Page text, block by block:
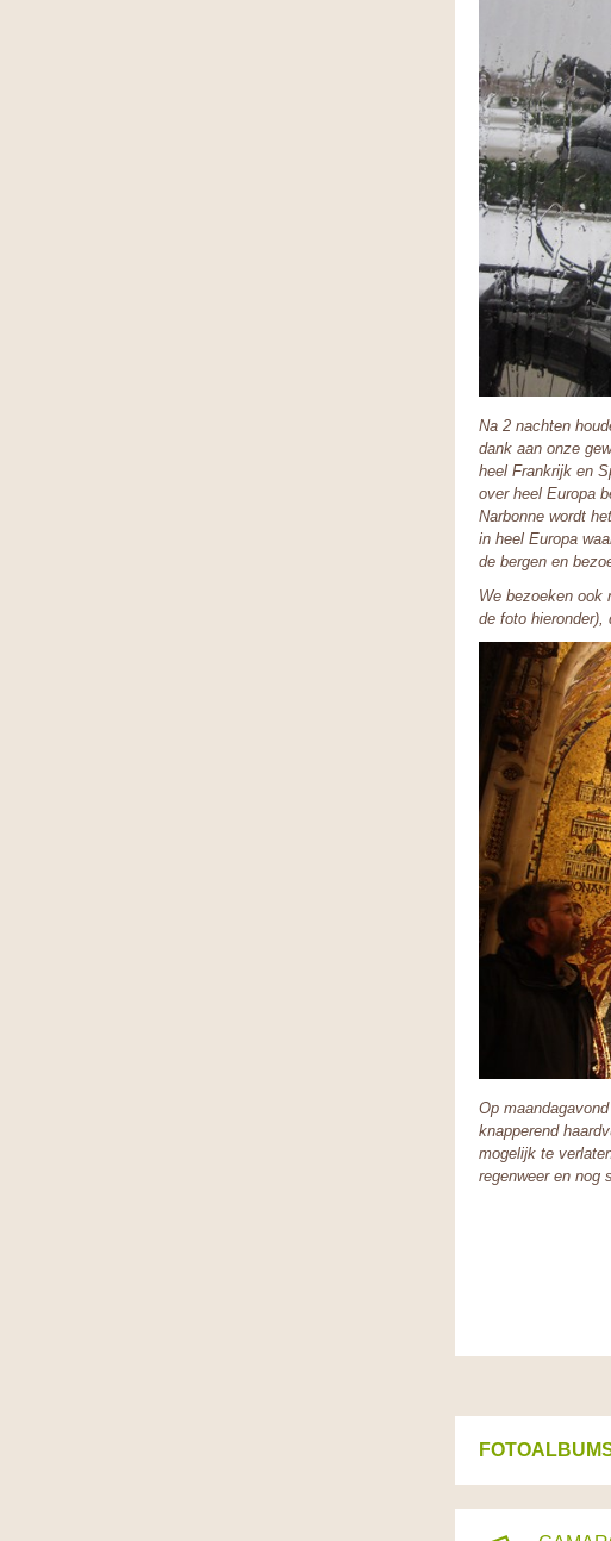
Na 2 nachten
dank aan onze
heel Frankrijk en
over heel Europa
Narbonne wordt
in heel Europa
de bergen en
We bezoeken ook
de foto hieronder),
Op
knapperend
mogelijk te
regenweer en nog